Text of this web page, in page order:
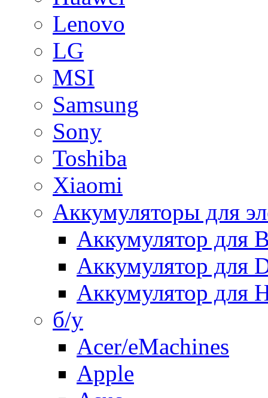
Lenovo
LG
MSI
Samsung
Sony
Toshiba
Xiaomi
Аккумуляторы для
Аккумулятор для
Аккумулятор для
Аккумулятор для
б/у
Acer/eMachines
Apple